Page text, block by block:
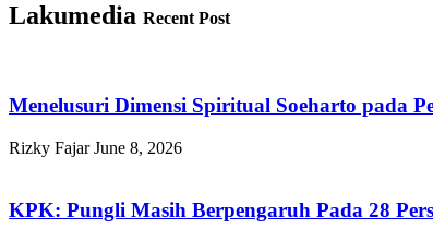
Lakumedia Recent Post
Menelusuri Dimensi Spiritual Soeharto pada
Rizky FajarJune 8, 2026
KPK: Pungli Masih Berpengaruh Pada 28